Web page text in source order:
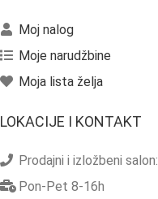
Moj nalog
Moje narudžbine
Moja lista želja
LOKACIJE I KONTAKT
Prodajni i izložbeni salon:
Pon-Pet 8-16h